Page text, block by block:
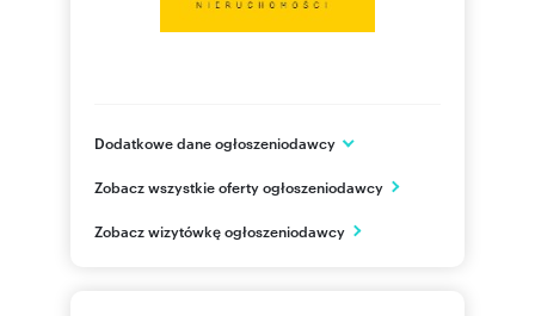
Dodatkowe dane ogłoszeniodawcy
Kraków
PL
Zobacz wszystkie oferty ogłoszeniodawcy
Zobacz wizytówkę ogłoszeniodawcy